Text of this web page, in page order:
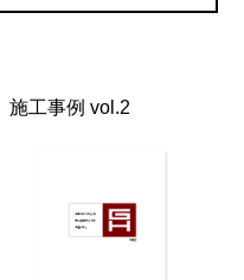
施工事例 vol.2